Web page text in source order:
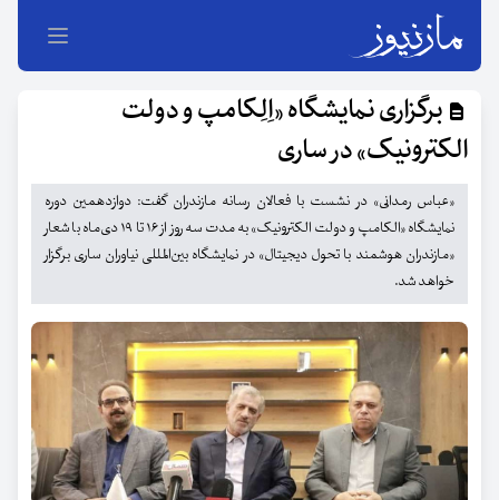
برگزاری نمایشگاه «اِلِکامپ و دولت
الکترونیک» در ساری
«عباس رمدانی» در نشست با فعالان رسانه مازندران گفت: دوازدهمین دوره
نمایشگاه «الکامپ و دولت الکترونیک» به مدت سه روز از ۱۶ تا ۱۹ دی‌ماه با شعار
«مازندران هوشمند با تحول دیجیتال» در نمایشگاه بین‌المللی نیاوران ساری برگزار
خواهد شد.